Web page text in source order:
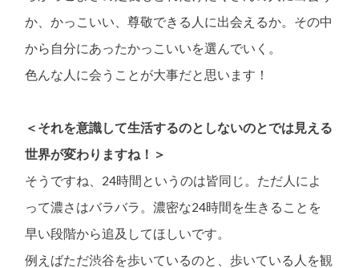
か、かっこいい、尊敬できる人に出会えるか。その中
から自分にあったかっこいいを選んでいく。
色んな人に会うことが大事だと思います！
＜それを意識して生活するのとしないのとでは見える
世界が変わりますね！＞
そうですね、24時間というのは皆同じ。ただ人によ
って濃さはバラバラ。濃密な24時間を生きることを
早い段階から追及してほしいです。
例えばただ渋谷を歩いているのと、歩いている人を観